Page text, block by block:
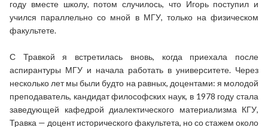
году вместе школу, потом случилось, что Игорь поступил и
учился параллельно со мной в МГУ, только на физическом
факультете.
С Травкой я встретилась вновь, когда приехала после
аспирантуры МГУ и начала работать в университете. Через
несколько лет мы были будто на равных, доцентами: я молодой
преподаватель, кандидат философских наук, в 1978 году стала
заведующей кафедрой диалектического материализма КГУ,
Травка — доцент исторического факультета, но со стажем около